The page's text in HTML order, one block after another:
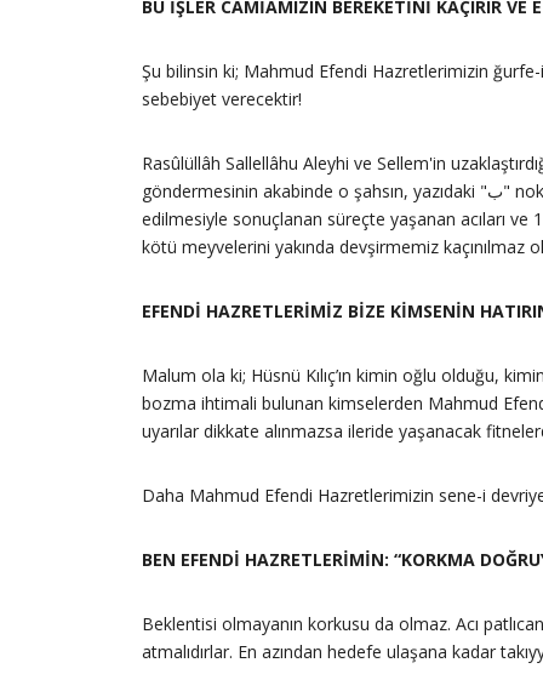
BU İŞLER CÂMİAMIZIN BEREKETİNİ KAÇIRIR
Şu bilinsin ki; Mahmud Efendi Hazretlerimizin ğurfe-i
sebebiyet verecektir!
Rasûlüllâh Sallellâhu Aleyhi ve Sellem'in
göndermesinin akabinde o şahsın, yazıdaki "ب" noktasını "ت" yaparak: “Kabul edin” sözünü, “Katledin” manasına çevirmesi sebebiyle Hazreti Osman Efendi’mizin şehid
edilmesiyle sonuçlanan süreçte yaşanan acıları ve
kötü meyvelerini yakında devşirmemiz kaçınılmaz
EFENDİ HAZRETLERİMİZ BİZE KİMSENİN
Malum ola ki; Hüsnü Kılıç’ın kimin oğlu olduğu,
bozma ihtimali bulunan kimselerden Mahmud
uyarılar dikkate alınmazsa ileride yaşanacak
Daha Mahmud Efendi Hazretlerimizin sene-i
BEN EFENDİ HAZRETLERİMİN: “KORKMA
Beklentisi olmayanın korkusu da olmaz. Acı
atmalıdırlar. En azından hedefe ulaşana kadar